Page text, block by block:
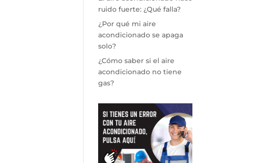
ruido fuerte: ¿Qué falla?
¿Por qué mi aire
acondicionado se apaga
solo?
¿Cómo saber si el aire
acondicionado no tiene
gas?